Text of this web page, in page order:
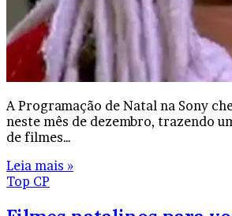
A Programação de Natal na Sony
neste mês de dezembro, trazendo
de filmes…
Leia mais »
Top CP